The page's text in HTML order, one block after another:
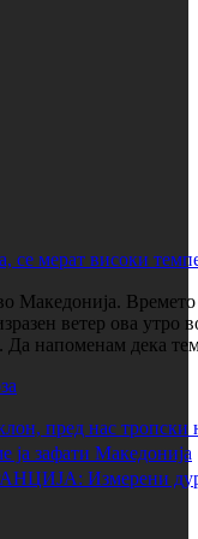
се мерат високи
Времето
ветер ова
напоменам дека
пред нас тропски
ја зафати Македонија
Измерени дури